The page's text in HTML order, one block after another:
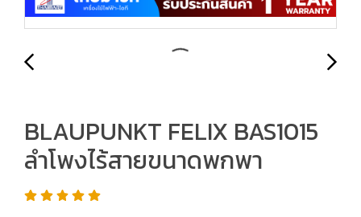
BLAUPUNKT FELIX BAS1015
ลำโพงไร้สายขนาดพกพา